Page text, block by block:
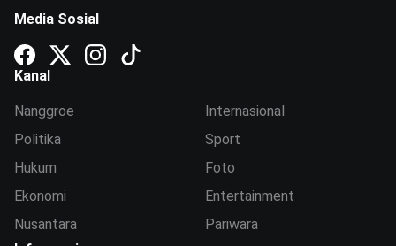
Media Sosial
Kanal
Nanggroe
Politika
Hukum
Ekonomi
Nusantara
Internasional
Sport
Foto
Entertainment
Pariwara